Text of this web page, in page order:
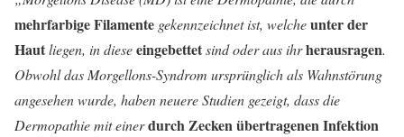
mehrfarbige Filamente gekennzeichnet ist, welcheunter der
Hautliegen, in dieseeingebettetsind oder aus ihrherausragen.
Obwohl das Morgellons-Syndrom ursprünglich als Wahnstörung
angesehen wurde, haben neuere Studien gezeigt, dass die
Dermopathie mit einerdurch Zecken übertragenen Infektion